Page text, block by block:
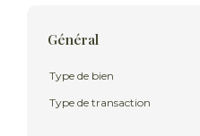
Général
Type de bien
Type de transaction